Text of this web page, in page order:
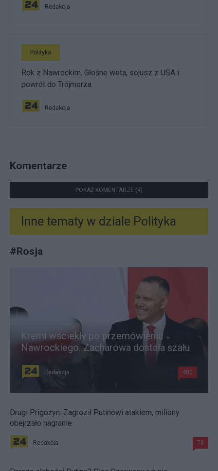
Redakcja
Polityka
Rok z Nawrockim. Głośne weta, sojusz z USA i
powrót do Trójmorza
Redakcja
Komentarze
POKAŻ KOMENTARZE (4)
Inne tematy w dziale Polityka
#Rosja
Kreml wściekły po przemówieniu
Nawrockiego. Zacharowa dostała szału
Redakcja 400
Drugi Prigożyn. Zagroził Putinowi atakiem, miliony
obejrzało nagranie
Redakcja 78